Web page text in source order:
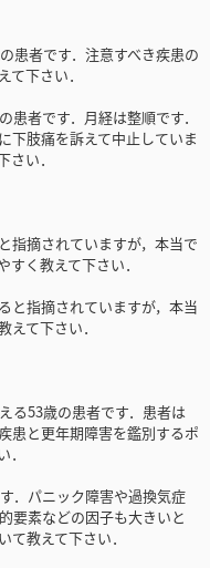
患者です．注意すべき疾患の
下さい．
者です．月経は整順です．
下肢痛を訴えて中止していま
い．
指摘されていますが，本当で
く教えて下さい．
と指摘されていますが，本当
て下さい．
る53歳の患者です．患者は
患と更年期障害を鑑別するポ
．パニック障害や過換気症
要素などの因子も大きいと
教えて下さい．